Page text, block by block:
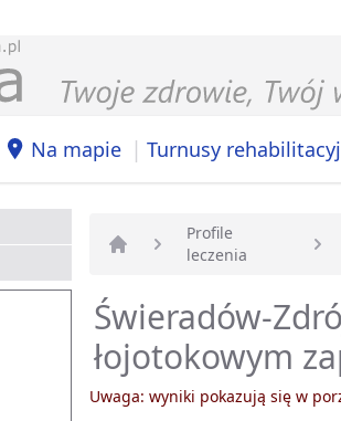
Na mapie | Turnusy
Strona główna
Profile
leczenia
Świeradów-
łojotokowym
Uwaga: wyniki pokazują się w